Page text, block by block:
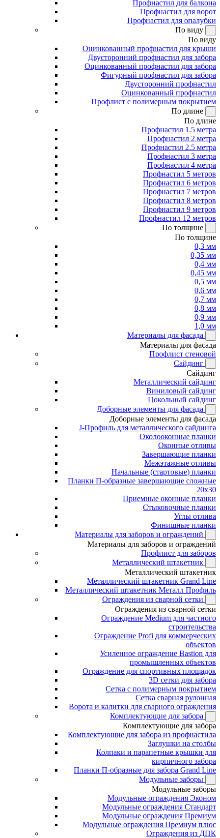
Профнастил для балкона
Профнастил для ворот
Профнастил для опалубки
По виду
По виду
Оцинкованный профнастил для крыши
Двусторонний профнастил для забора
Оцинкованный профнастил для забора
Фигурный профнастил для забора
Двусторонний профнастил
Оцинкованный профнастил
Профлист с полимерным покрытием
По длине
По длине
Профнастил 1.5 метра
Профнастил 2 метра
Профнастил 2.5 метра
Профнастил 3 метра
Профнастил 4 метра
Профнастил 5 метров
Профнастил 6 метров
Профнастил 7 метров
Профнастил 8 метров
Профнастил 9 метров
Профнастил 12 метров
По толщине
По толщине
0,3 мм
0,35 мм
0,4 мм
0,45 мм
0,5 мм
0,6 мм
0,7 мм
0,8 мм
0,9 мм
1,0 мм
Материалы для фасада
Материалы для фасада
Профлист стеновой
Сайдинг
Сайдинг
Металлический сайдинг
Виниловый сайдинг
Цокольный сайдинг
Доборные элементы для фасада
Доборные элементы для фасада
J-Профиль для металлического сайдинга
Околооконные планки
Оконные отливы
Завершающие планки
Межэтажные отливы
Начальные (стартовые) планки
Планки П-образные завершающие сложные
20x30
Приемные оконные планки
Стыковочные планки
Углы отлива
Финишные планки
Материалы для заборов и ограждений
Материалы для заборов и ограждений
Профлист для заборов
Металлический штакетник
Металлический штакетник
Металлический штакетник Grand Line
Металлический штакетник Металл Профиль
Ограждения из сварной сетки
Ограждения из сварной сетки
Ограждение Medium для частного
строительства
Ограждение Profi для коммерческих
объектов
Усиленное ограждение Bastion для
промышленных объектов
Ограждение для спортивных площадок
3D сетки для забора
Сетка с полимерным покрытием
Сетка сварная рулонная
Ворота и калитки для сварного ограждения
Комплектующие для забора
Комплектующие для забора
Комплектующие для забора из профнастила
Заглушки на столбы
Колпаки и парапетные крышки для
кирпичного забора
Планки П-образные для забора Grand Line
Модульные заборы
Модульные заборы
Модульные ограждения Эконом
Модульные ограждения Стандарт
Модульные ограждения Премиум
Модульные ограждения Премиум плюс
Ограждения из ДПК